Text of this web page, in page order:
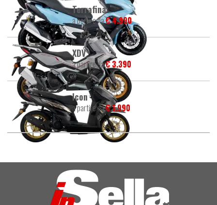
Terrafina
a partire da€ 4.990
XDV
a partire da€ 3.390
Icon
a partire da€ 1.990